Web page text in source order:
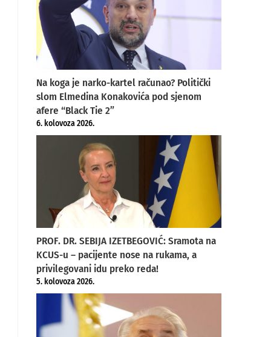
Na koga je narko-kartel računao? Politički
slom Elmedina Konakovića pod sjenom
afere “Black Tie 2”
6. kolovoza 2026.
PROF. DR. SEBIJA IZETBEGOVIĆ: Sramota na
KCUS-u – pacijente nose na rukama, a
privilegovani idu preko reda!
5. kolovoza 2026.